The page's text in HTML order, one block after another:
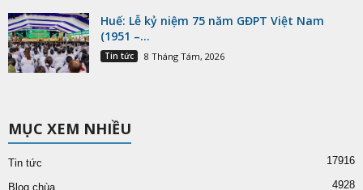
Huế: Lễ kỷ niệm 75 năm GĐPT Việt Nam
(1951 –...
Tin tức 8 Tháng Tám, 2026
MỤC XEM NHIỀU
Tin tức 17916
Blog chùa 4928